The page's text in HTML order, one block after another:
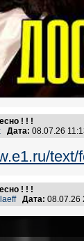
! ! !
Дата: 08.07.26
! ! !
Дата: